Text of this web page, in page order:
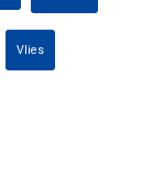
Vlies